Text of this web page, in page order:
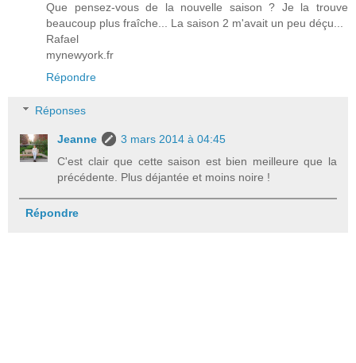
Que pensez-vous de la nouvelle saison ? Je la trouve
beaucoup plus fraîche... La saison 2 m'avait un peu déçu...
Rafael
mynewyork.fr
Répondre
Réponses
Jeanne
3 mars 2014 à 04:45
C'est clair que cette saison est bien meilleure que la
précédente. Plus déjantée et moins noire !
Répondre